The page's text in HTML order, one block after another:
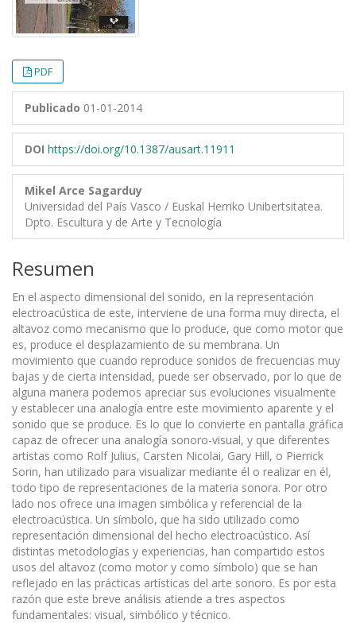
PDF
Publicado 01-01-2014
DOI https://doi.org/10.1387/ausart.11911
Mikel Arce Sagarduy
Universidad del País Vasco / Euskal Herriko Unibertsitatea.
Dpto. Escultura y de Arte y Tecnología
Resumen
En el aspecto dimensional del sonido, en la representación
electroacústica de este, interviene de una forma muy directa, el
altavoz como mecanismo que lo produce, que como motor que
es, produce el desplazamiento de su membrana. Un
movimiento que cuando reproduce sonidos de frecuencias muy
bajas y de cierta intensidad, puede ser observado, por lo que de
alguna manera podemos apreciar sus evolucio­nes visualmente
y establecer una analogía entre este movimiento aparente y el
sonido que se produce. Es lo que lo convierte en pantalla gráfica
capaz de ofrecer una analogía sonoro-visual, y que diferentes
artistas como Rolf Julius, Carsten Nicolai, Gary Hill, o Pierrick
Sorin, han utilizado para visualizar mediante él o realizar en él,
todo tipo de representaciones de la materia sonora. Por otro
lado nos ofrece una imagen simbólica y referencial de la
electroacústica. Un símbolo, que ha sido utilizado como
representación dimensional del hecho electroacústico. Así
distintas metodologías y experiencias, han compartido estos
usos del altavoz (como motor y como símbolo) que se han
reflejado en las prácticas artísticas del arte sonoro. Es por esta
razón que este breve análisis atiende a tres aspectos
fundamentales: visual, simbólico y técnico.